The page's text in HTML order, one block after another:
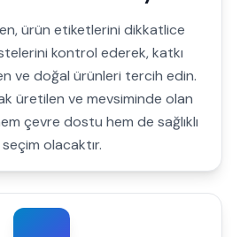
ürün etiketlerini dikkatlice
kontrol ederek, katkı
ve doğal ürünleri tercih edin.
üretilen ve mevsiminde olan
çevre dostu hem de sağlıklı
olacaktır.